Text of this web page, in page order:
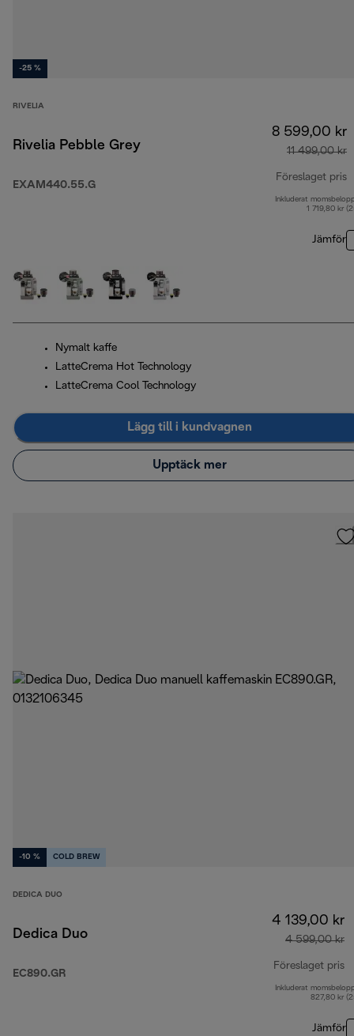
-25 %
RIVELIA
Rivelia Pebble Grey
EXAM440.55.G
8 599,00 kr
11 499,00 kr
Föreslaget pris
Inkluderat
1 719,80 kr
Jämför
Nymalt kaffe
LatteCrema Hot Technology
LatteCrema Cool Technology
Lägg till i kundvagnen
Upptäck mer
-10 % COLD BREW
DEDICA DUO
Dedica Duo
EC890.GR
4 139,00 kr
4 599,00 kr
Föreslaget pris
Inkluderat
827,80 kr
Jämför